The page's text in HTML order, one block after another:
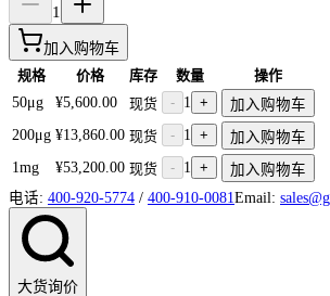
1
加入购物车
规格 价格 库存 数量
操作
50μg
¥5,600.00 现货 - 1 +
加入购物车
200μg ¥13,860.00 现货 - 1 +
加入购物车
1mg
¥53,200.00 现货 - 1 +
加入购物车
电话: 400-920-5774 / 400-910-0081 Email:
大货询价